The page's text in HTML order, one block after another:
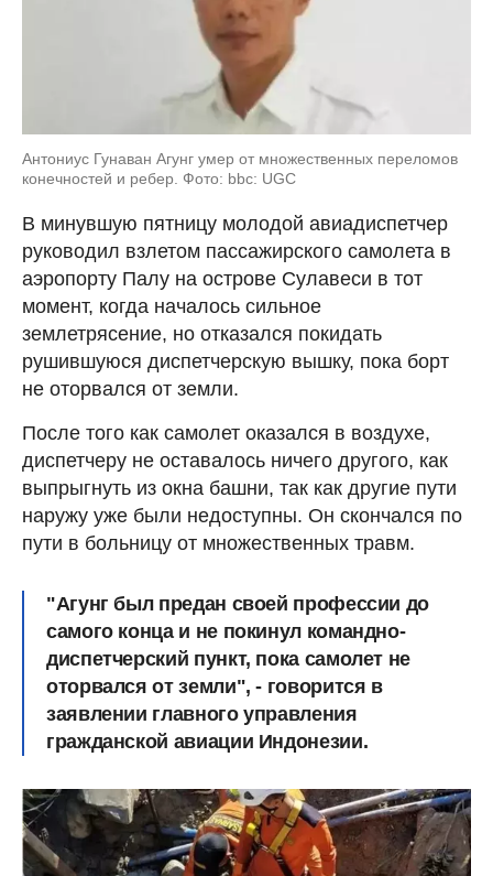
Антониус Гунаван Агунг умер от множественных переломов
конечностей и ребер. Фото: bbc: UGC
В минувшую пятницу молодой авиадиспетчер
руководил взлетом пассажирского самолета в
аэропорту Палу на острове Сулавеси в тот
момент, когда началось сильное
землетрясение, но отказался покидать
рушившуюся диспетчерскую вышку, пока борт
не оторвался от земли.
После того как самолет оказался в воздухе,
диспетчеру не оставалось ничего другого, как
выпрыгнуть из окна башни, так как другие пути
наружу уже были недоступны. Он скончался по
пути в больницу от множественных травм.
"Агунг был предан своей профессии до
самого конца и не покинул командно-
диспетчерский пункт, пока самолет не
оторвался от земли", - говорится в
заявлении главного управления
гражданской авиации Индонезии.